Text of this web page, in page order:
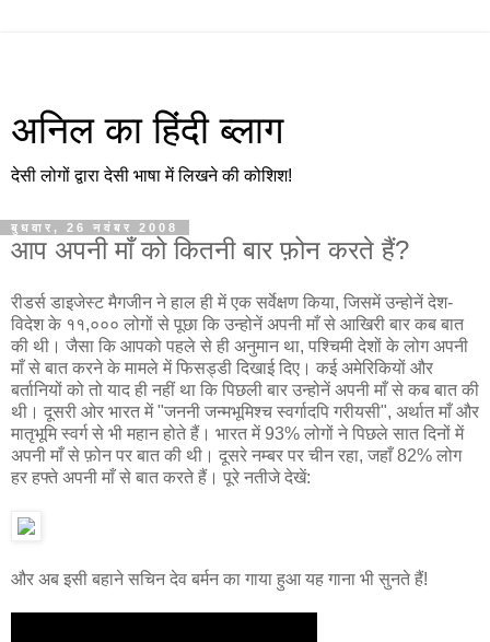
अनिल का हिंदी ब्लाग
देसी लोगों द्वारा देसी भाषा में लिखने की कोशिश!
बुधवार, 26 नवंबर 2008
आप अपनी माँ को कितनी बार फ़ोन करते हैं?
रीडर्स डाइजेस्ट मैगजीन ने हाल ही में एक सर्वेक्षण किया, जिसमें उन्होनें देश-
विदेश के ११,००० लोगों से पूछा कि उन्होनें अपनी माँ से आखिरी बार कब बात
की थी। जैसा कि आपको पहले से ही अनुमान था, पश्चिमी देशों के लोग अपनी
माँ से बात करने के मामले में फिसड्डी दिखाई दिए। कई अमेरिकियों और
बर्तानियों को तो याद ही नहीं था कि पिछली बार उन्होनें अपनी माँ से कब बात की
थी। दूसरी ओर भारत में "जननी जन्मभूमिश्च स्वर्गादपि गरीयसी", अर्थात माँ और
मातृभूमि स्वर्ग से भी महान होते हैं। भारत में 93% लोगों ने पिछले सात दिनों में
अपनी माँ से फ़ोन पर बात की थी। दूसरे नम्बर पर चीन रहा, जहाँ 82% लोग
हर हफ्ते अपनी माँ से बात करते हैं। पूरे नतीजे देखें:
और अब इसी बहाने सचिन देव बर्मन का गाया हुआ यह गाना भी सुनते हैं!